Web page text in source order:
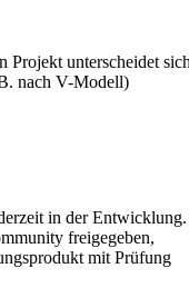
Projekt unterscheidet
nach V-Modell)
in der Entwicklung.
freigegeben,
mit Prüfung